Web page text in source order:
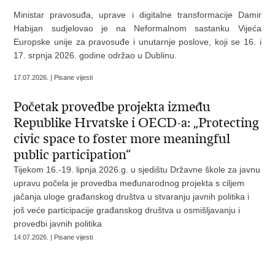
Ministar pravosuđa, uprave i digitalne transformacije Damir
Habijan sudjelovao je na Neformalnom sastanku Vijeća
Europske unije za pravosuđe i unutarnje poslove, koji se 16. i
17. srpnja 2026. godine održao u Dublinu.
17.07.2026. | Pisane vijesti
Početak provedbe projekta između
Republike Hrvatske i OECD-a: „Protecting
civic space to foster more meaningful
public participation“
Tijekom 16.-19. lipnja 2026.g. u sjedištu Državne škole za javnu
upravu počela je provedba međunarodnog projekta s ciljem
jačanja uloge građanskog društva u stvaranju javnih politika i
još veće participacije građanskog društva u osmišljavanju i
provedbi javnih politika
14.07.2026. | Pisane vijesti